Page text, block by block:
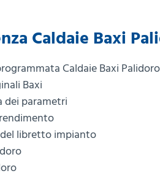
Caldaie Baxi
Caldaie Baxi Palidoro
Baxi
dei parametri
libretto impianto